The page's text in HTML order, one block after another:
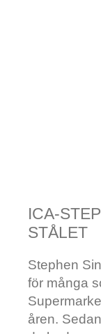
ICA-
STÅLET
Stephen
för många
åren.